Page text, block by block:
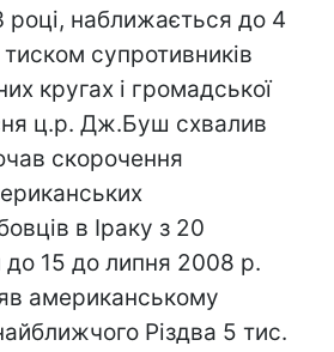
році, наближається до 4
супротивників
кругах і громадської
ц.р. Дж.Буш схвалив
скорочення
в Іраку з 20
до 15 до липня 2008 р.
американському
Різдва 5 тис.